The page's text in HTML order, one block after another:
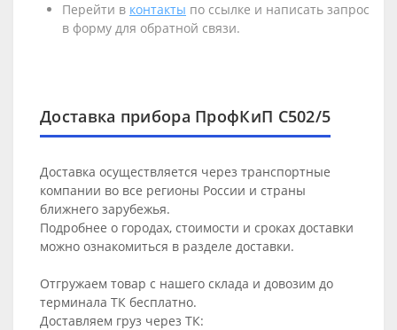
Перейти в контакты по ссылке и написать запрос
в форму для обратной связи.
Доставка прибора ПрофКиП С502/5
Доставка осуществляется через транспортные
компании во все регионы России и страны
ближнего зарубежья.
Подробнее о городах, стоимости и сроках доставки
можно ознакомиться в разделе доставки.
Отгружаем товар с нашего склада и довозим до
терминала ТК бесплатно.
Доставляем груз через ТК: